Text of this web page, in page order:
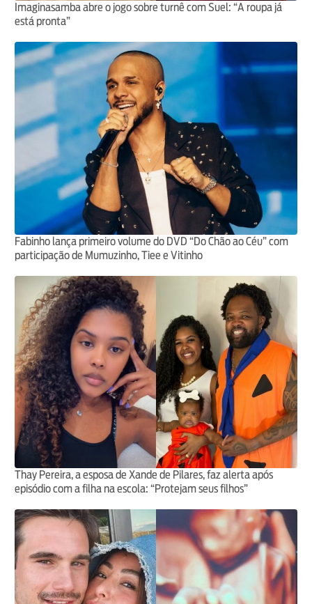
Imaginasamba abre o jogo sobre turnê com Suel: “A roupa já
está pronta”
Fabinho lança primeiro volume do DVD “Do Chão ao Céu” com
participação de Mumuzinho, Tiee e Vitinho
Thay Pereira, a esposa de Xande de Pilares, faz alerta após
episódio com a filha na escola: “Protejam seus filhos”